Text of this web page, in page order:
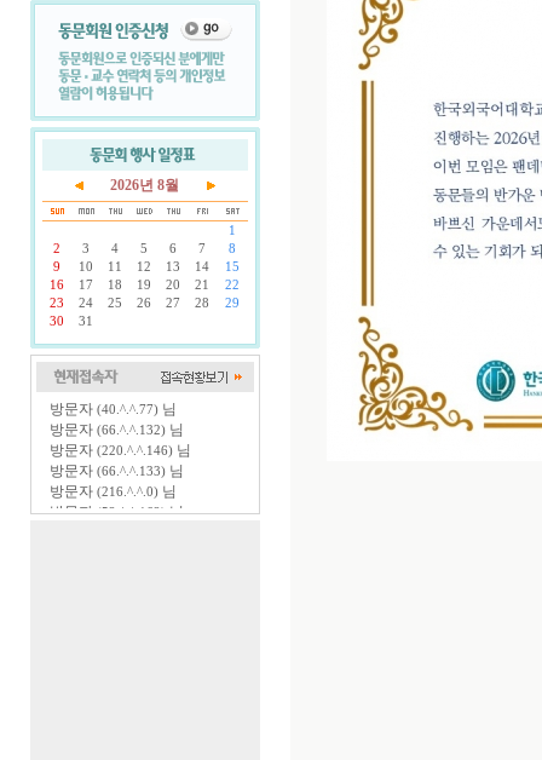
2026년 8월
1
2
3 4 5 6 7
8
9
10 11 12 13 14
15
16
17 18 19 20 21
22
23
24 25 26 27 28
29
30
31
방문자 (40.^.^.77) 님
방문자 (66.^.^.132) 님
방문자 (220.^.^.146) 님
방문자 (66.^.^.133) 님
방문자 (216.^.^.0) 님
방문자(52.^.^.162)님